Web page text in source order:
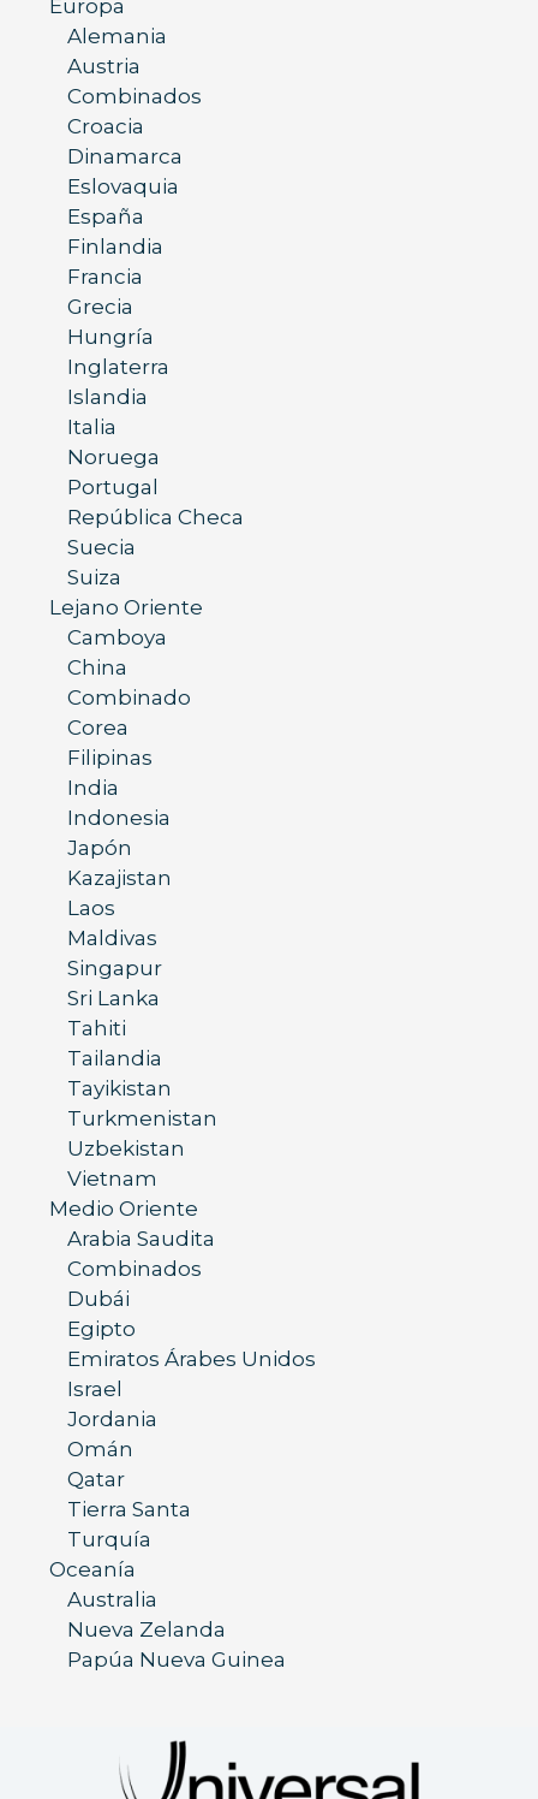
Europa
Alemania
Austria
Combinados
Croacia
Dinamarca
Eslovaquia
España
Finlandia
Francia
Grecia
Hungría
Inglaterra
Islandia
Italia
Noruega
Portugal
República Checa
Suecia
Suiza
Lejano Oriente
Camboya
China
Combinado
Corea
Filipinas
India
Indonesia
Japón
Kazajistan
Laos
Maldivas
Singapur
Sri Lanka
Tahiti
Tailandia
Tayikistan
Turkmenistan
Uzbekistan
Vietnam
Medio Oriente
Arabia Saudita
Combinados
Dubái
Egipto
Emiratos Árabes Unidos
Israel
Jordania
Omán
Qatar
Tierra Santa
Turquía
Oceanía
Australia
Nueva Zelanda
Papúa Nueva Guinea